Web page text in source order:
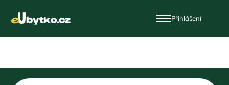
Přihlášení